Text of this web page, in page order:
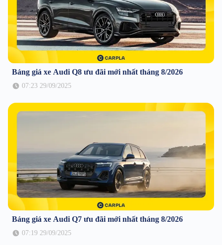
Bảng giá xe Audi Q8 ưu đãi mới nhất tháng 8/2026
07:23 29/09/2025
Bảng giá xe Audi Q7 ưu đãi mới nhất tháng 8/2026
07:19 29/09/2025